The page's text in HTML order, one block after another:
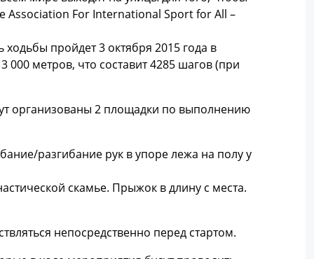
Association For International Sport for All –
пройдет 3 октября 2015 года в
метров, что составит 4285 шагов (при
организованы 2 площадки по выполнению
разгибание рук в упоре лежа на полу у
скамье. Прыжок в длину с места.
непосредственно перед стартом.